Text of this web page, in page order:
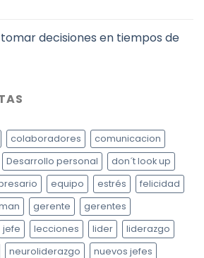
decisiones en tiempos de
colaboradores
comunicacion
Desarrollo personal
don´t look up
equipo estrés
felicidad
gerente
gerentes
jefe lecciones lider
liderazgo
neuroliderazgo
nuevos jefes